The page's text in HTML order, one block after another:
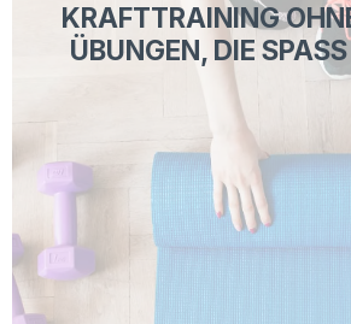
KRAFTTRAINING
ÜBUNGEN, DIE SPASS